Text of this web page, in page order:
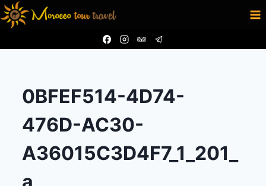
Aller
au
0BFEF514-4D74-
476D-AC30-
A36015C3D4F7_1_201_